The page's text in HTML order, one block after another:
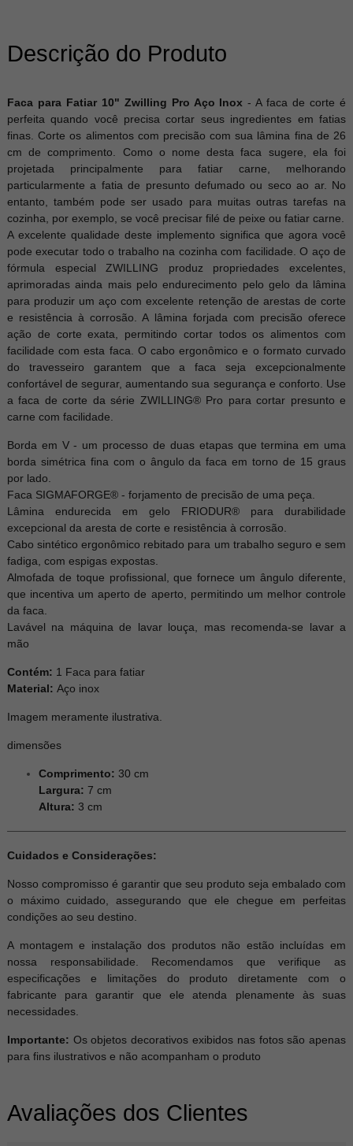
Descrição do Produto
Faca para Fatiar 10" Zwilling Pro Aço Inox - A faca de corte é
perfeita quando você precisa cortar seus ingredientes em fatias
finas. Corte os alimentos com precisão com sua lâmina fina de 26
cm de comprimento. Como o nome desta faca sugere, ela foi
projetada principalmente para fatiar carne, melhorando
particularmente a fatia de presunto defumado ou seco ao ar. No
entanto, também pode ser usado para muitas outras tarefas na
cozinha, por exemplo, se você precisar filé de peixe ou fatiar carne.
A excelente qualidade deste implemento significa que agora você
pode executar todo o trabalho na cozinha com facilidade. O aço de
fórmula especial ZWILLING produz propriedades excelentes,
aprimoradas ainda mais pelo endurecimento pelo gelo da lâmina
para produzir um aço com excelente retenção de arestas de corte
e resistência à corrosão. A lâmina forjada com precisão oferece
ação de corte exata, permitindo cortar todos os alimentos com
facilidade com esta faca. O cabo ergonômico e o formato curvado
do travesseiro garantem que a faca seja excepcionalmente
confortável de segurar, aumentando sua segurança e conforto. Use
a faca de corte da série ZWILLING® Pro para cortar presunto e
carne com facilidade.
Borda em V - um processo de duas etapas que termina em uma
borda simétrica fina com o ângulo da faca em torno de 15 graus
por lado.
Faca SIGMAFORGE® - forjamento de precisão de uma peça.
Lâmina endurecida em gelo FRIODUR® para durabilidade
excepcional da aresta de corte e resistência à corrosão.
Cabo sintético ergonômico rebitado para um trabalho seguro e sem
fadiga, com espigas expostas.
Almofada de toque profissional, que fornece um ângulo diferente,
que incentiva um aperto de aperto, permitindo um melhor controle
da faca.
Lavável na máquina de lavar louça, mas recomenda-se lavar a
mão
Contém: 1 Faca para fatiar
Material: Aço inox
Imagem meramente ilustrativa.
dimensões
Comprimento: 30 cm
Largura: 7 cm
Altura: 3 cm
Cuidados e Considerações:
Nosso compromisso é garantir que seu produto seja embalado com
o máximo cuidado, assegurando que ele chegue em perfeitas
condições ao seu destino.
A montagem e instalação dos produtos não estão incluídas em
nossa responsabilidade. Recomendamos que verifique as
especificações e limitações do produto diretamente com o
fabricante para garantir que ele atenda plenamente às suas
necessidades.
Importante: Os objetos decorativos exibidos nas fotos são apenas
para fins ilustrativos e não acompanham o produto
Avaliações dos Clientes